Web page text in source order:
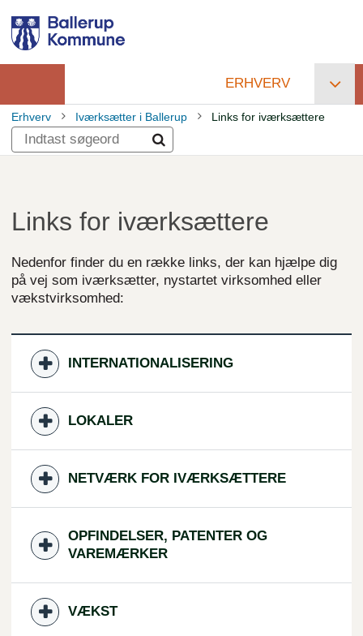
hovedindhold
Primær
navigation
ERHVERV
Brødkrumme
Erhverv Iværksætter i Ballerup Links for iværksættere
Links for iværksættere
Nedenfor finder du en række links, der kan hjælpe dig
på vej som iværksætter, nystartet virksomhed eller
vækstvirksomhed:
INTERNATIONALISERING
LOKALER
NETVÆRK FOR IVÆRKSÆTTERE
OPFINDELSER, PATENTER OG
VAREMÆRKER
VÆKST